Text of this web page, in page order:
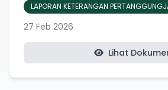
LAPORAN KETERANGAN
27 Feb 2026
Lihat